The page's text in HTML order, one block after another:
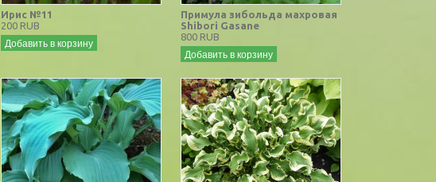
Ирис №11
200 RUB
Добавить в корзину
Примула зибольда махровая
Shibori Gasane
800 RUB
Добавить в корзину